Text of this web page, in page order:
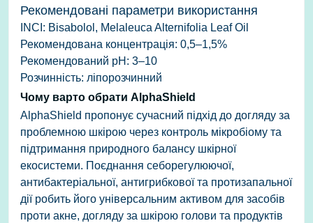
Рекомендовані параметри використання
INCI: Bisabolol, Melaleuca Alternifolia Leaf Oil
Рекомендована концентрація: 0,5–1,5%
Рекомендований pH: 3–10
Розчинність: ліпорозчинний
Чому варто обрати AlphaShield
AlphaShield пропонує сучасний підхід до догляду за
проблемною шкірою через контроль мікробіому та
підтримання природного балансу шкірної
екосистеми. Поєднання себорегулюючої,
антибактеріальної, антигрибкової та протизапальної
дії робить його універсальним активом для засобів
проти акне, догляду за шкірою голови та продуктів